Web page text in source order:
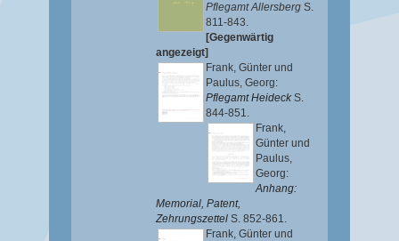
Pflegamt Allersberg S.
811-843.
[Gegenwärtig
angezeigt]
Frank, Günter und
Paulus, Georg:
Pflegamt Heideck S.
844-851.
Frank,
Günter und
Paulus,
Georg:
Anhang:
Memorial, Patent,
Zehrungszettel S. 852-861.
Frank, Günter und